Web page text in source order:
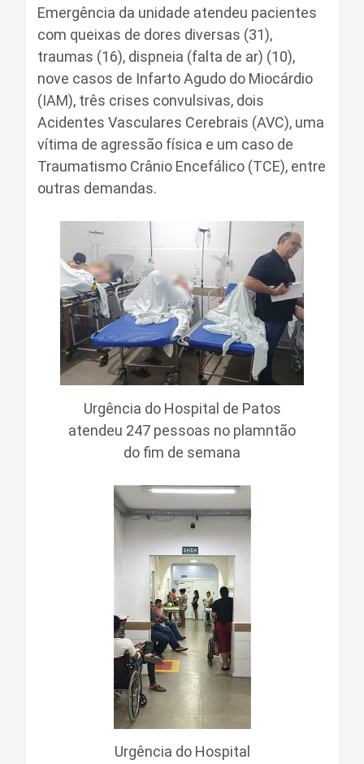
Emergência da unidade atendeu pacientes
com queixas de dores diversas (31),
traumas (16), dispneia (falta de ar) (10),
nove casos de Infarto Agudo do Miocárdio
(IAM), três crises convulsivas, dois
Acidentes Vasculares Cerebrais (AVC), uma
vítima de agressão física e um caso de
Traumatismo Crânio Encefálico (TCE), entre
outras demandas.
Urgência do Hospital de Patos
atendeu 247 pessoas no plamntão
do fim de semana
Urgência do Hospital